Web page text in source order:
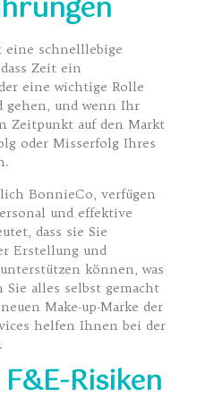
schnelllebige
Zeit ein
eine wichtige Rolle
gehen, und wenn Ihr
Zeitpunkt auf den Markt
oder Misserfolg Ihres
BonnieCo, verfügen
und effektive
dass sie Sie
Erstellung und
können, was
Sie alles selbst gemacht
Make-up-Marke der
helfen Ihnen bei der
Risiken